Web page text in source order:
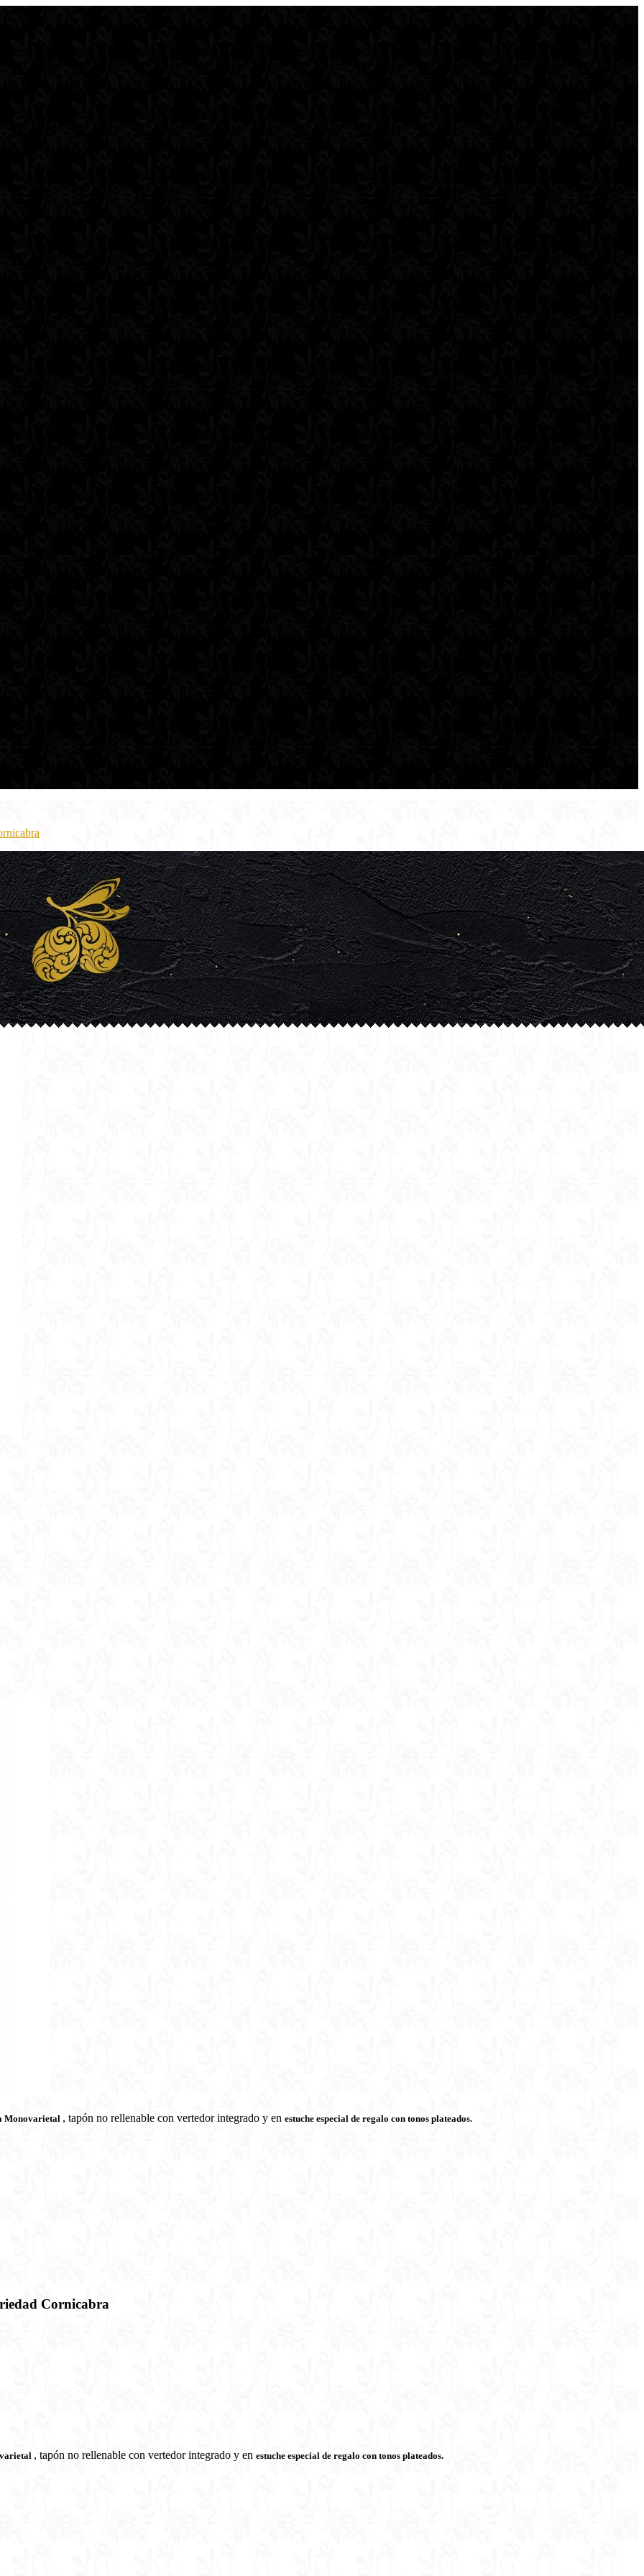
Monovarietal , tapón no rellenable con vertedor integrado y en estuche especial de regalo con tonos plateados.
Cornicabra
, tapón no rellenable con vertedor integrado y en estuche especial de regalo con tonos plateados.